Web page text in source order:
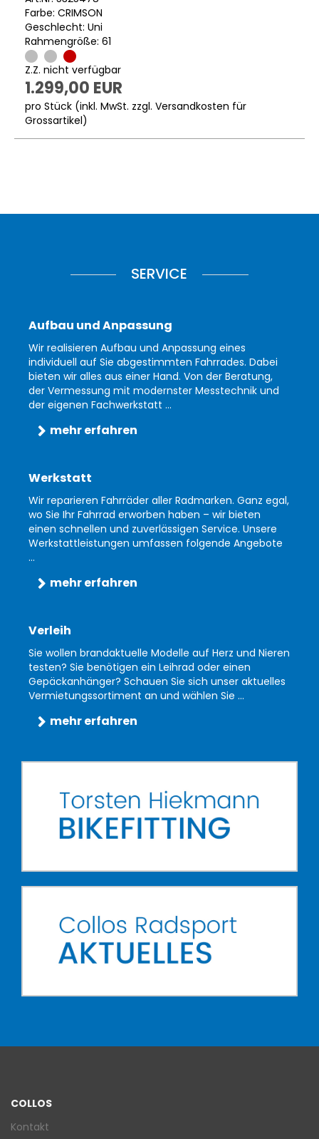
Farbe: CRIMSON
Geschlecht: Uni
Rahmengröße: 61
Z.Z. nicht verfügbar
1.299,00 EUR
pro Stück (inkl. MwSt. zzgl. Versandkosten für
Grossartikel)
SERVICE
Aufbau und Anpassung
Wir realisieren Aufbau und Anpassung eines
individuell auf Sie abgestimmten Fahrrades. Dabei
bieten wir alles aus einer Hand. Von der Beratung,
der Vermessung mit modernster Messtechnik und
der eigenen Fachwerkstatt ...
mehr erfahren
Werkstatt
Wir reparieren Fahrräder aller Radmarken. Ganz egal,
wo Sie Ihr Fahrrad erworben haben – wir bieten
einen schnellen und zuverlässigen Service. Unsere
Werkstattleistungen umfassen folgende Angebote
...
mehr erfahren
Verleih
Sie wollen brandaktuelle Modelle auf Herz und Nieren
testen? Sie benötigen ein Leihrad oder einen
Gepäckanhänger? Schauen Sie sich unser aktuelles
Vermietungssortiment an und wählen Sie ...
mehr erfahren
COLLOS
Kontakt